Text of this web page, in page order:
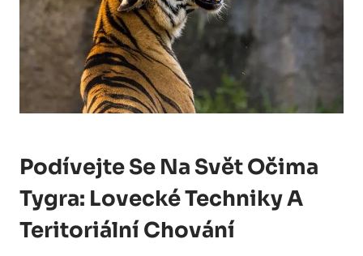
Podívejte Se Na Svět Očima
Tygra: Lovecké Techniky A
Teritoriální Chování